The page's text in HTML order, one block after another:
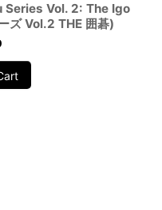
Vol. 2: The Igo
ズ Vol.2 THE 囲碁)